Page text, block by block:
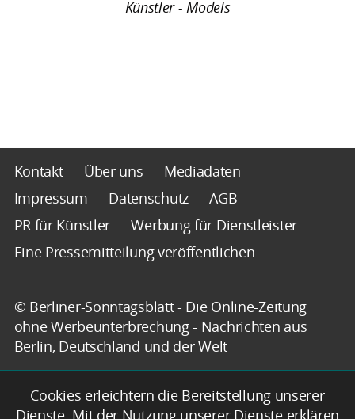
Künstler - Models
Kontakt Über uns
Mediadaten
Impressum
Datenschutz
AGB
PR für Künstler
Werbung für Dienstleister
Eine Pressemitteilung veröffentlichen
© Berliner-Sonntagsblatt - Die Online-Zeitung
ohne Werbeunterbrechung - Nachrichten aus
Berlin, Deutschland und der Welt
Cookies erleichtern die Bereitstellung unserer
Dienste. Mit der Nutzung unserer Dienste erklären